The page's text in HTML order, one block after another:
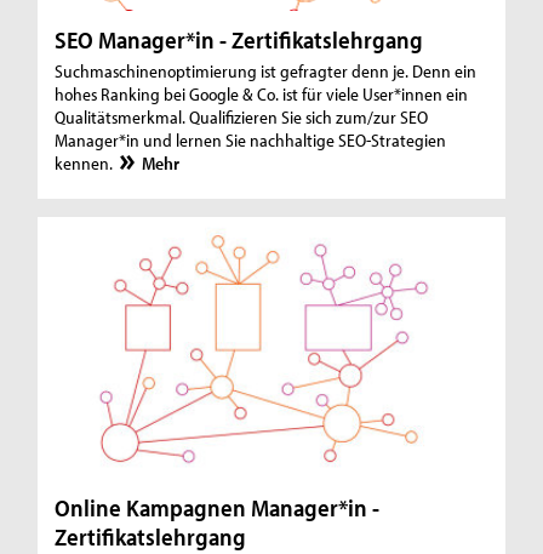
SEO Manager*in - Zertifikatslehrgang
Suchmaschinenoptimierung ist gefragter denn je. Denn ein
hohes Ranking bei Google & Co. ist für viele User*innen ein
Qualitätsmerkmal. Qualifizieren Sie sich zum/zur SEO
Manager*in und lernen Sie nachhaltige SEO-Strategien
kennen.
Mehr
Online Kampagnen Manager*in -
Zertifikatslehrgang